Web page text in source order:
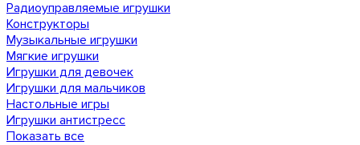
Радиоуправляемые игрушки
Конструкторы
Музыкальные игрушки
Мягкие игрушки
Игрушки для девочек
Игрушки для мальчиков
Настольные игры
Игрушки антистресс
Показать все